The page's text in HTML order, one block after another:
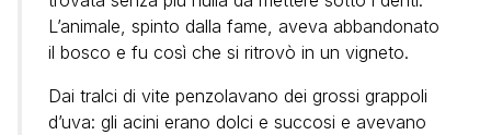
L’animale, spinto dalla fame, aveva abbandonato
il bosco e fu così che si ritrovò in un vigneto.
Dai tralci di vite penzolavano dei grossi grappoli
d’uva: gli acini erano dolci e succosi e avevano